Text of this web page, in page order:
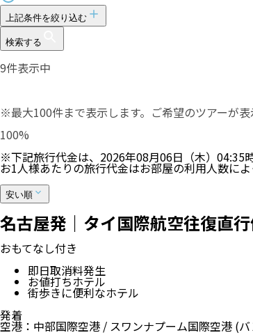
上記条件を絞り込む
検索する
9件表示中
※最大100件まで表示します。ご希望のツアーが
100%
※下記旅行代金は、 2026年08月06日（木）04:35
お1人様あたりの旅行代金はお部屋の利用人数に
安い順
名古屋発｜タイ国際航空往復直
おもてなし付き
即日取消料発生
お値打ちホテル
街歩きに便利なホテル
発着
空港 ： 中部国際空港 / スワンナプーム国際空港 (